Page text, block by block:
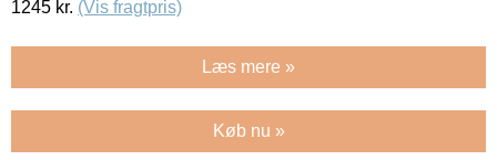
1245 kr. (Vis fragtpris)
Læs mere »
Køb nu »